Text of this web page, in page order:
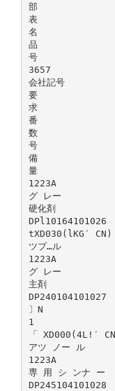
部
表
名
品
号
3657
会社記号
要
求
番
数
号
備
量
1223A
グ レー
硬化剤
DPl10164101026
tXD030(lKG′ CN)
ツプ…ル
1223A
グ レー
主剤
DP240104101027
〕N
1
「 XD000(4L!′ CN
アツ ノー ル
1223A
専 用 シ ンナ ー
DP245104101028